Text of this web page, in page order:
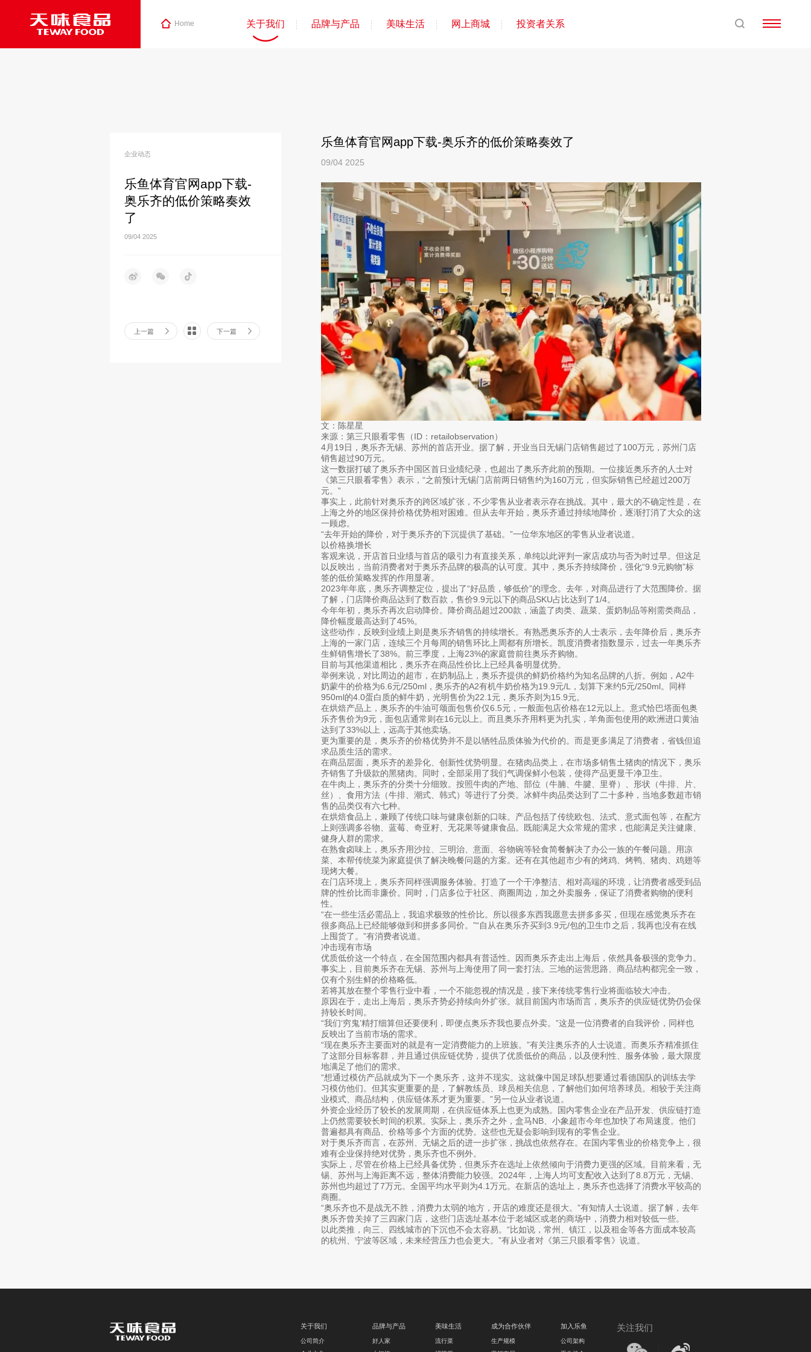
Home 关于我们 品牌与产品 美味生活 网上商城 投资者关系
企业动态
乐鱼体育官网app下载-
奥乐齐的低价策略奏效
了
09/04 2025
上一篇 下一篇
乐鱼体育官网app下载-奥乐齐的低价策略奏效了
09/04 2025
文：陈星星
来源：第三只眼看零售（ID：retailobservation）
4月19日，奥乐齐无锡、苏州的首店开业。据了解，开业当日无锡门店销售超过了100万元，苏州门店
销售超过90万元。
这一数据打破了奥乐齐中国区首日业绩纪录，也超出了奥乐齐此前的预期。一位接近奥乐齐的人士对
《第三只眼看零售》表示，“之前预计无锡门店前两日销售约为160万元，但实际销售已经超过200万
元。”
事实上，此前针对奥乐齐的跨区域扩张，不少零售从业者表示存在挑战。其中，最大的不确定性是，在
上海之外的地区保持价格优势相对困难。但从去年开始，奥乐齐通过持续地降价，逐渐打消了大众的这
一顾虑。
“去年开始的降价，对于奥乐齐的下沉提供了基础。”一位华东地区的零售从业者说道。
以价格换增长
客观来说，开店首日业绩与首店的吸引力有直接关系，单纯以此评判一家店成功与否为时过早。但这足
以反映出，当前消费者对于奥乐齐品牌的极高的认可度。其中，奥乐齐持续降价，强化“9.9元购物”标
签的低价策略发挥的作用显著。
2023年年底，奥乐齐调整定位，提出了“好品质，够低价”的理念。去年，对商品进行了大范围降价。据
了解，门店降价商品达到了数百款，售价9.9元以下的商品SKU占比达到了1/4。
今年年初，奥乐齐再次启动降价。降价商品超过200款，涵盖了肉类、蔬菜、蛋奶制品等刚需类商品，
降价幅度最高达到了45%。
这些动作，反映到业绩上则是奥乐齐销售的持续增长。有熟悉奥乐齐的人士表示，去年降价后，奥乐齐
上海的一家门店，连续三个月每周的销售环比上周都有所增长。凯度消费者指数显示，过去一年奥乐齐
生鲜销售增长了38%。前三季度，上海23%的家庭曾前往奥乐齐购物。
目前与其他渠道相比，奥乐齐在商品性价比上已经具备明显优势。
举例来说，对比周边的超市，在奶制品上，奥乐齐提供的鲜奶价格约为知名品牌的八折。例如，A2牛
奶蒙牛的价格为6.6元/250ml，奥乐齐的A2有机牛奶价格为19.9元/L，划算下来约5元/250ml。同样
950ml的4.0蛋白质的鲜牛奶，光明售价为22.1元，奥乐齐则为15.9元。
在烘焙产品上，奥乐齐的牛油可颂面包售价仅6.5元，一般面包店价格在12元以上。意式恰巴塔面包奥
乐齐售价为9元，面包店通常则在16元以上。而且奥乐齐用料更为扎实，羊角面包使用的欧洲进口黄油
达到了33%以上，远高于其他卖场。
更为重要的是，奥乐齐的价格优势并不是以牺牲品质体验为代价的。而是更多满足了消费者，省钱但追
求品质生活的需求。
在商品层面，奥乐齐的差异化、创新性优势明显。在猪肉品类上，在市场多销售土猪肉的情况下，奥乐
齐销售了升级款的黑猪肉。同时，全部采用了我们气调保鲜小包装，使得产品更显干净卫生。
在牛肉上，奥乐齐的分类十分细致。按照牛肉的产地、部位（牛腩、牛腱、里脊）、形状（牛排、片、
丝）、食用方法（牛排、潮式、韩式）等进行了分类。冰鲜牛肉品类达到了二十多种，当地多数超市销
售的品类仅有六七种。
在烘焙食品上，兼顾了传统口味与健康创新的口味。产品包括了传统欧包、法式、意式面包等，在配方
上则强调多谷物、蓝莓、奇亚籽、无花果等健康食品。既能满足大众常规的需求，也能满足关注健康、
健身人群的需求。
在熟食卤味上，奥乐齐用沙拉、三明治、意面、谷物碗等轻食简餐解决了办公一族的午餐问题。用凉
菜、本帮传统菜为家庭提供了解决晚餐问题的方案。还有在其他超市少有的烤鸡、烤鸭、猪肉、鸡翅等
现烤大餐。
在门店环境上，奥乐齐同样强调服务体验。打造了一个干净整洁、相对高端的环境，让消费者感受到品
牌的性价比而非廉价。同时，门店多位于社区、商圈周边，加之外卖服务，保证了消费者购物的便利
性。
“在一些生活必需品上，我追求极致的性价比。所以很多东西我愿意去拼多多买，但现在感觉奥乐齐在
很多商品上已经能够做到和拼多多同价。”“自从在奥乐齐买到3.9元/包的卫生巾之后，我再也没有在线
上囤货了。”有消费者说道。
冲击现有市场
优质低价这一个特点，在全国范围内都具有普适性。因而奥乐齐走出上海后，依然具备极强的竞争力。
事实上，目前奥乐齐在无锡、苏州与上海使用了同一套打法。三地的运营思路、商品结构都完全一致，
仅有个别生鲜的价格略低。
若将其放在整个零售行业中看，一个不能忽视的情况是，接下来传统零售行业将面临较大冲击。
原因在于，走出上海后，奥乐齐势必持续向外扩张。就目前国内市场而言，奥乐齐的供应链优势仍会保
持较长时间。
“我们‘穷鬼’精打细算但还要便利，即便点奥乐齐我也要点外卖。”这是一位消费者的自我评价，同样也
反映出了当前市场的需求。
“现在奥乐齐主要面对的就是有一定消费能力的上班族。”有关注奥乐齐的人士说道。而奥乐齐精准抓住
了这部分目标客群，并且通过供应链优势，提供了优质低价的商品，以及便利性、服务体验，最大限度
地满足了他们的需求。
“想通过模仿产品就成为下一个奥乐齐，这并不现实。这就像中国足球队想要通过看德国队的训练去学
习模仿他们。但其实更重要的是，了解教练员、球员相关信息，了解他们如何培养球员。相较于关注商
业模式、商品结构，供应链体系才更为重要。”另一位从业者说道。
外资企业经历了较长的发展周期，在供应链体系上也更为成熟。国内零售企业在产品开发、供应链打造
上仍然需要较长时间的积累。实际上，奥乐齐之外，盒马NB、小象超市今年也加快了布局速度。他们
普遍都具有商品、价格等多个方面的优势。这些也无疑会影响到现有的零售企业。
对于奥乐齐而言，在苏州、无锡之后的进一步扩张，挑战也依然存在。在国内零售业的价格竞争上，很
难有企业保持绝对优势，奥乐齐也不例外。
实际上，尽管在价格上已经具备优势，但奥乐齐在选址上依然倾向于消费力更强的区域。目前来看，无
锡、苏州与上海距离不远，整体消费能力较强。2024年，上海人均可支配收入达到了8.8万元，无锡、
苏州也均超过了7万元。全国平均水平则为4.1万元。在新店的选址上，奥乐齐也选择了消费水平较高的
商圈。
“奥乐齐也不是战无不胜，消费力太弱的地方，开店的难度还是很大。”有知情人士说道。据了解，去年
奥乐齐曾关掉了三四家门店，这些门店选址基本位于老城区或老的商场中，消费力相对较低一些。
以此类推，向三、四线城市的下沉也不会太容易。“比如说，常州、镇江，以及租金等各方面成本较高
的杭州、宁波等区域，未来经营压力也会更大。”有从业者对《第三只眼看零售》说道。
关注我们
关于我们
公司简介
品牌与产品
好人家
美味生活
流行菜
成为合作伙伴
生产规模
加入乐鱼
公司架构